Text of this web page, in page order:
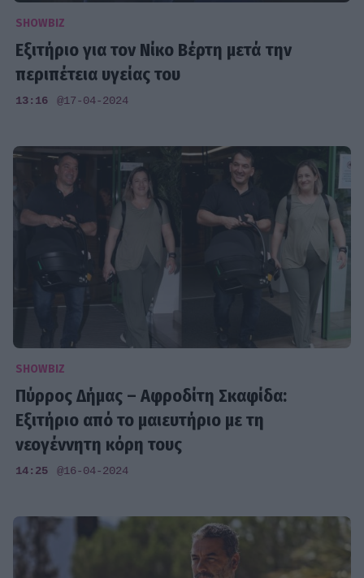
SHOWBIZ
Εξιτήριο για τον Νίκο Βέρτη μετά την
περιπέτεια υγείας του
13:16 @17-04-2024
SHOWBIZ
Πύρρος Δήμας – Αφροδίτη Σκαφίδα:
Εξιτήριο από το μαιευτήριο με τη
νεογέννητη κόρη τους
14:25 @16-04-2024